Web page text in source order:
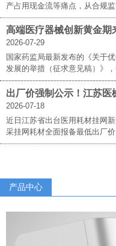
产占用现金流等痛点，从合规
高端医疗器械创新黄金期
2026-07-29
国家药监局最新发布的《关于
发展的举措（征求意见稿）》
2026-07-18
近日江苏省出台医用耗材挂网
采挂网耗材全面报备最低出厂
产品中心